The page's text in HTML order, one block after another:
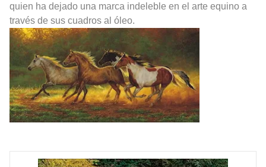
quien ha dejado una marca indeleble en el arte equino a
través de sus cuadros al óleo.